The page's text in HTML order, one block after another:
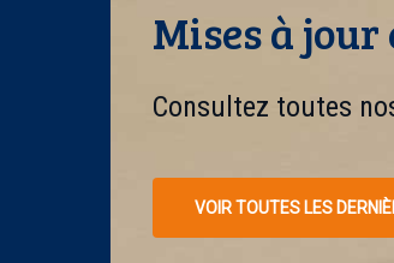
Mises à
Consultez toutes
VOIR TOUTES LES